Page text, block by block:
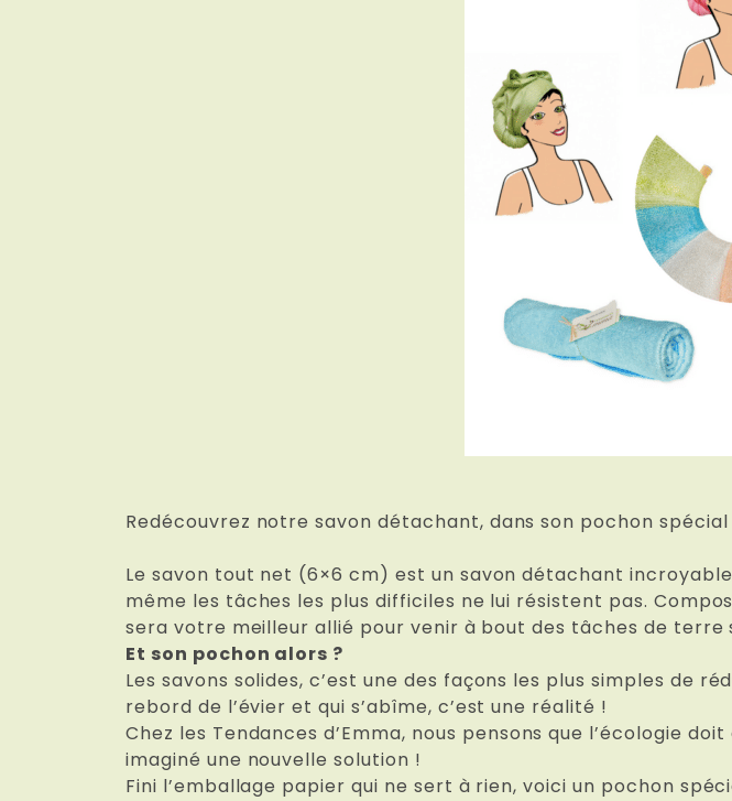
Redécouvrez notre savon détachant, dans son pochon
Le savon tout net (6×6 cm) est un savon détachant
même les tâches les plus difficiles ne lui résistent pas.
sera votre meilleur allié pour venir à bout des tâches de terre
Et son pochon alors ?
Les savons solides, c’est une des façons les plus simples de
rebord de l’évier et qui s’abîme, c’est une réalité !
Chez les Tendances d’Emma, nous pensons que l’écologie
imaginé une nouvelle solution !
Fini l’emballage papier qui ne sert à rien, voici un pochon